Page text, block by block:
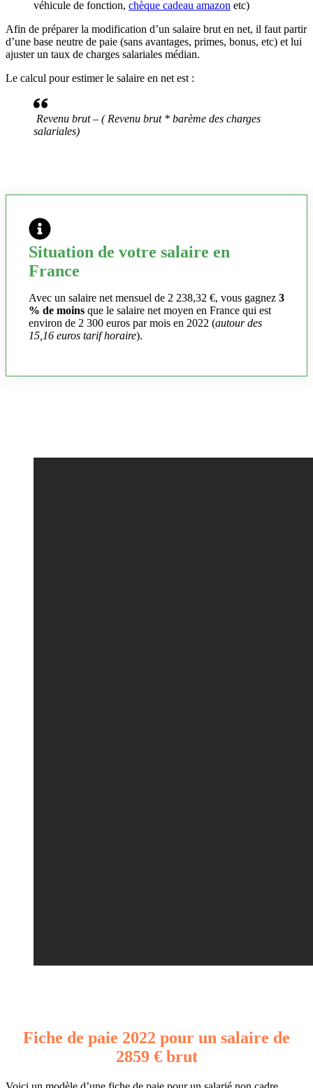
véhicule de fonction, chèque cadeau amazon etc)
Afin de préparer la modification d’un salaire brut en net, il faut partir
d’une base neutre de paie (sans avantages, primes, bonus, etc) et lui
ajuster un taux de charges salariales médian.
Le calcul pour estimer le salaire en net est :
Revenu brut – ( Revenu brut * barème des charges
salariales)
Situation de votre salaire en
France
Avec un salaire net mensuel de 2 238,32 €, vous gagnez 3
% de moins que le salaire net moyen en France qui est
environ de 2 300 euros par mois en 2022 (autour des
15,16 euros tarif horaire).
Fiche de paie 2022 pour un salaire de
2859 € brut